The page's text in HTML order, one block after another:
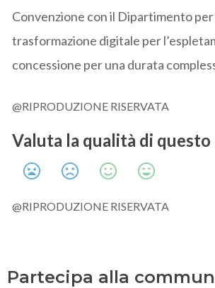
Convenzione con il Dipartimento per
trasformazione digitale per
concessione per una durata
@RIPRODUZIONE RISERVATA
Valuta la qualità di
@RIPRODUZIONE RISERVATA
Partecipa alla